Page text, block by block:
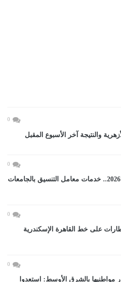
0
والنتيجة آخر الأسبوع المقبل
0
تنسيق المرحلة الأولى 2026.. خدمات معامل التنسيق بالجامعات
0
على خط القاهرة الإسكندرية
0
مواطنيها بالشرق الأوسط: استعدوا